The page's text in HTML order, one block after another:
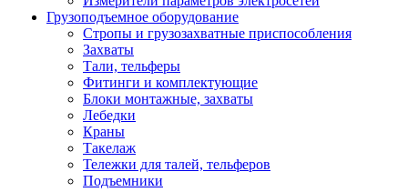
Грузоподъемное оборудование
Стропы и грузозахватные приспособления
Захваты
Тали, тельферы
Фитинги и комплектующие
Блоки монтажные, захваты
Лебедки
Краны
Такелаж
Тележки для талей, тельферов
Подъемники